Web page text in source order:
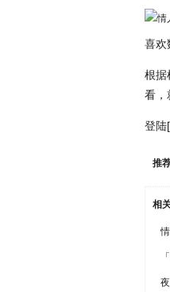
喜欢
根据
看，
登陆
推
相